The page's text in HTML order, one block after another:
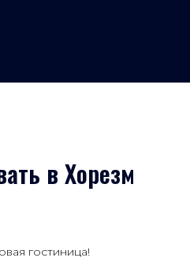
в Хорезм
гостиница!